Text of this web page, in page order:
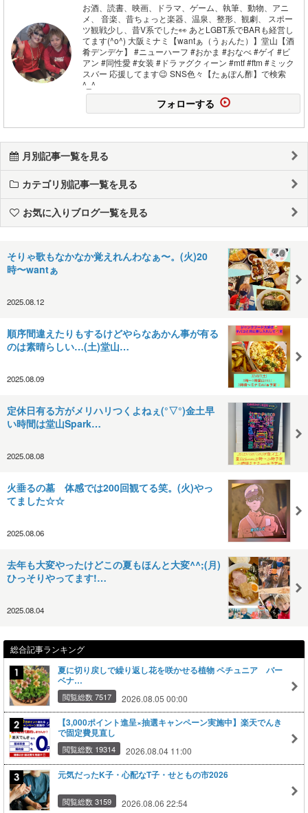
お酒、読書、映画、ドラマ、ゲーム、執筆、動物、アニ
メ、 音楽、昔ちょっと楽器、温泉、整形、観劇、 スポー
ツ観戦少し、昔V系でした👀 あとLGBT系でBARも経営し
てます(^o^) 大阪ミナミ【wantぁ（うぉんた）】堂山【酒
肴デンデケ】 #ニューハーフ #おかま #おなべ #ゲイ #ビ
アン #同性愛 #女装 #ドラァグクィーン #mtf #ftm #ミック
スバー 応援してます😉 SNS色々【たぁぽん酢】で検索
^_^
フォローする
月別記事一覧を見る
カテゴリ別記事一覧を見る
お気に入りブログ一覧を見る
そりゃ歌もなかなか覚えれんわなぁ〜。(火)20
時〜wantぁ
2025.08.12
順序間違えたりもするけどやらなあかん事が有る
のは素晴らしい…(土)堂山…
2025.08.09
定休日有る方がメリハリつくよねぇ(°▽°)金土早
い時間は堂山Spark…
2025.08.08
火垂るの墓 体感では200回観てる笑。(火)やっ
てました☆☆
2025.08.06
去年も大変やったけどこの夏もほんと大変^^;(月)
ひっそりやってます!…
2025.08.04
総合記事ランキング
夏に切り戻しで繰り返し花を咲かせる植物 ペチュニア バー
ベナ…
閲覧総数 7517 2026.08.05 00:00
【3,000ポイント進呈×抽選キャンペーン実施中】楽天でんき
で固定費見直し
閲覧総数 19314 2026.08.04 11:00
元気だったK子・心配なT子・せともの市2026
閲覧総数 3159 2026.08.06 22:54